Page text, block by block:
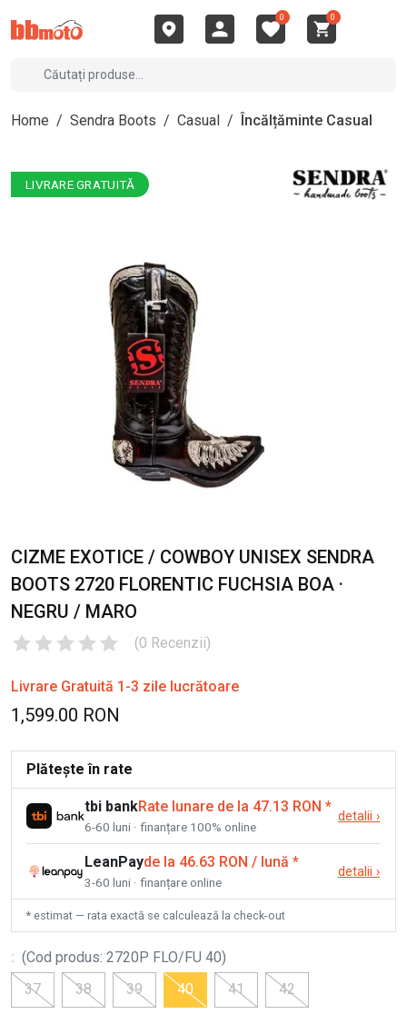
0 0
Home / Sendra Boots / Casual / Încălțăminte Casual
LIVRARE GRATUITĂ
CIZME EXOTICE / COWBOY UNISEX SENDRA
BOOTS 2720 FLORENTIC FUCHSIA BOA ·
NEGRU / MARO
(0 Recenzii)
Livrare Gratuită 1-3 zile lucrătoare
1,599.00 RON
Plătește în rate
tbi bankRate lunare de la 47.13 RON *
6-60 luni · finanțare 100% online
detalii ›
LeanPayde la 46.63 RON / lună *
3-60 luni · finanțare online
detalii ›
* estimat — rata exactă se calculează la check-out
: (Cod produs: 2720P FLO/FU 40)
37
38 39 40 41 42